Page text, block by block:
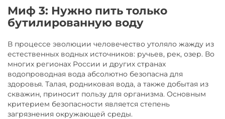
Миф 3: Нужно пить только
бутилированную воду
В процессе эволюции человечество утоляло жажду из
естественных водных источников: ручьев, рек, озер. Во
многих регионах России и других странах
водопроводная вода абсолютно безопасна для
здоровья. Талая, родниковая вода, а также добытая из
скважин, приносит пользу для организма. Основным
критерием безопасности является степень
загрязнения окружающей среды.